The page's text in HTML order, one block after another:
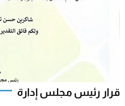
قرار رئيس مجلس إدارة